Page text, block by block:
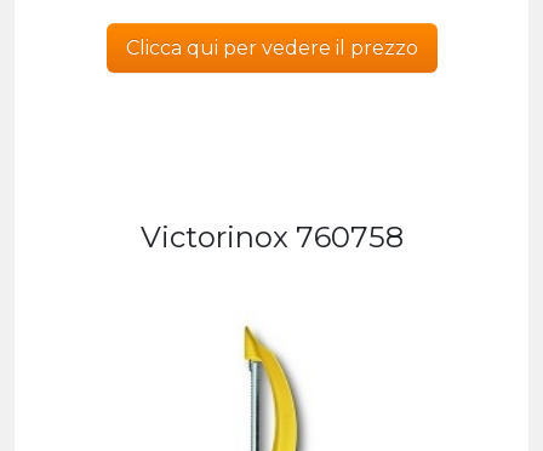
Clicca qui per vedere il prezzo
Victorinox 760758